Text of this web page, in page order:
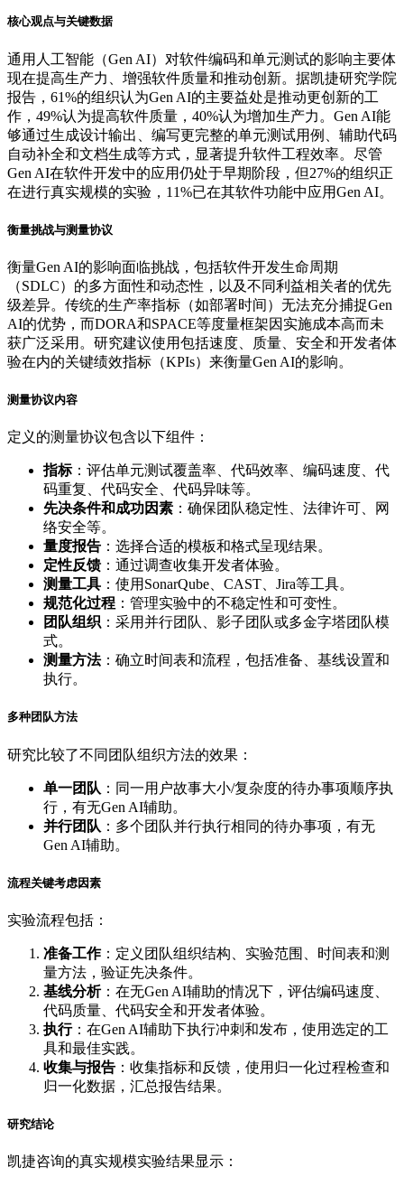
核心观点与关键数据
通用人工智能（Gen AI）对软件编码和单元测试的影响主要体
现在提高生产力、增强软件质量和推动创新。据凯捷研究学院
报告，61%的组织认为Gen AI的主要益处是推动更创新的工
作，49%认为提高软件质量，40%认为增加生产力。Gen AI能
够通过生成设计输出、编写更完整的单元测试用例、辅助代码
自动补全和文档生成等方式，显著提升软件工程效率。尽管
Gen AI在软件开发中的应用仍处于早期阶段，但27%的组织正
在进行真实规模的实验，11%已在其软件功能中应用Gen AI。
衡量挑战与测量协议
衡量Gen AI的影响面临挑战，包括软件开发生命周期
（SDLC）的多方面性和动态性，以及不同利益相关者的优先
级差异。传统的生产率指标（如部署时间）无法充分捕捉Gen
AI的优势，而DORA和SPACE等度量框架因实施成本高而未
获广泛采用。研究建议使用包括速度、质量、安全和开发者体
验在内的关键绩效指标（KPIs）来衡量Gen AI的影响。
测量协议内容
定义的测量协议包含以下组件：
指标：评估单元测试覆盖率、代码效率、编码速度、代
码重复、代码安全、代码异味等。
先决条件和成功因素 ：确保团队稳定性、法律许可、网
络安全等。
量度报告 ：选择合适的模板和格式呈现结果。
定性反馈 ：通过调查收集开发者体验。
测量工具 ：使用SonarQube、CAST、Jira等工具。
规范化过程 ：管理实验中的不稳定性和可变性。
团队组织 ：采用并行团队、影子团队或多金字塔团队模
式。
测量方法：确立时间表和流程，包括准备、基线设置和
执行。
多种团队方法
研究比较了不同团队组织方法的效果：
单一团队 ：同一用户故事大小/复杂度的待办事项顺序执
行，有无Gen AI辅助。
并行团队 ：多个团队并行执行相同的待办事项，有无
Gen AI辅助。
流程关键考虑因素
实验流程包括：
准备工作：定义团队组织结构、实验范围、时间表和测
量方法，验证先决条件。
基线分析：在无Gen AI辅助的情况下，评估编码速度、
代码质量、代码安全和开发者体验。
执行：在Gen AI辅助下执行冲刺和发布，使用选定的工
具和最佳实践。
收集与报告 ：收集指标和反馈，使用归一化过程检查和
归一化数据，汇总报告结果。
研究结论
凯捷咨询的真实规模实验结果显示：